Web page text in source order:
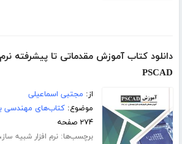
دانلود کتاب آموزش مقدماتی تا پیشرفته
PSCAD
از: مجتبی اسماعیلی
موضوع:کتاب‌های مهندسی
۲۷۴ صفحه
برچسب‌ها:نرم افزار شبیه ساز